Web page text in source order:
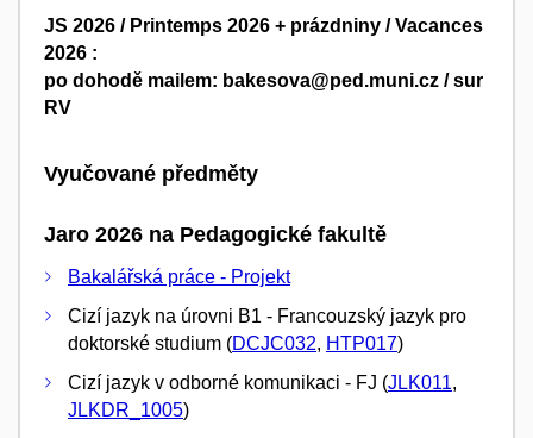
JS 2026 / Printemps 2026 + prázdniny / Vacances
2026 :
po dohodě mailem: bakesova@ped.muni.cz / sur
RV
Vyučované předměty
Jaro 2026 na Pedagogické fakultě
Bakalářská práce - Projekt
Cizí jazyk na úrovni B1 - Francouzský jazyk pro
doktorské studium (DCJC032, HTP017)
Cizí jazyk v odborné komunikaci - FJ (JLK011,
JLKDR_1005)